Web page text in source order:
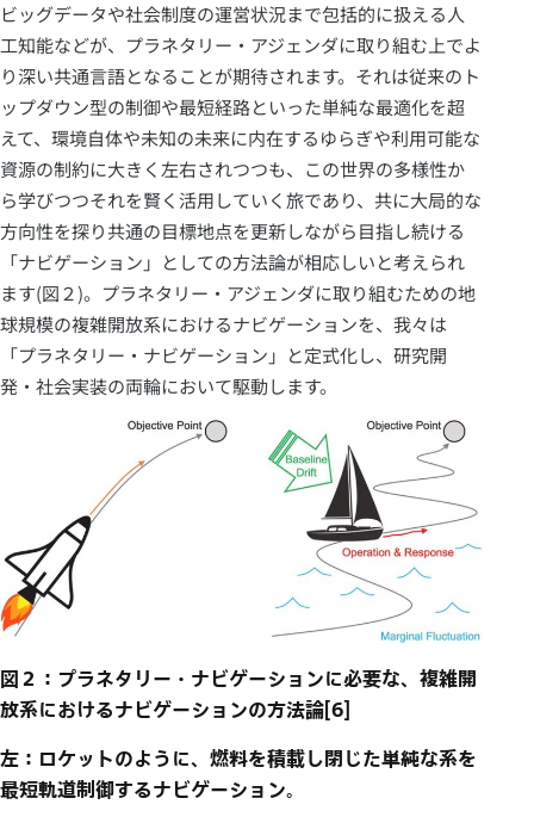
ビッグデータや社会制度の運営状況まで包括的に扱える人
工知能などが、プラネタリー・アジェンダに取り組む上でよ
り深い共通言語となることが期待されます。それは従来のト
ップダウン型の制御や最短経路といった単純な最適化を超
えて、環境自体や未知の未来に内在するゆらぎや利用可能な
資源の制約に大きく左右されつつも、この世界の多様性か
ら学びつつそれを賢く活用していく旅であり、共に大局的な
方向性を探り共通の目標地点を更新しながら目指し続ける
「ナビゲーション」としての方法論が相応しいと考えられ
ます(図２)。プラネタリー・アジェンダに取り組むための地
球規模の複雑開放系におけるナビゲーションを、我々は
「プラネタリー・ナビゲーション」と定式化し、研究開
発・社会実装の両輪において駆動します。
図２：プラネタリー・ナビゲーションに必要な、複雑開
放系におけるナビゲーションの方法論[6]
左：ロケットのように、燃料を積載し閉じた単純な系を
最短軌道制御するナビゲーション。